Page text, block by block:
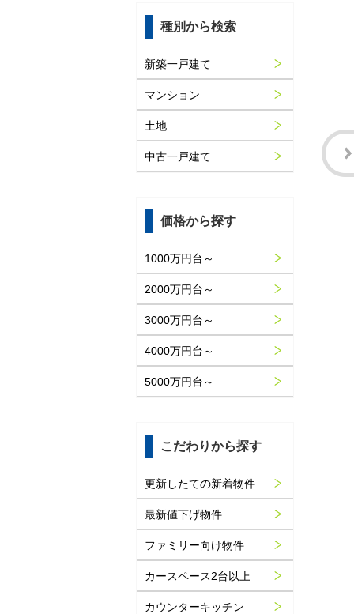
種別から検索
新築一戸建て
マンション
土地
中古一戸建て
価格から探す
1000万円台～
2000万円台～
3000万円台～
4000万円台～
5000万円台～
こだわりから探す
更新したての新着物件
最新値下げ物件
ファミリー向け物件
カースペース2台以上
カウンターキッチン